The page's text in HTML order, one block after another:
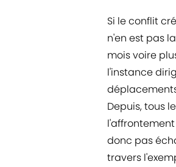
Si le conflit
n'en est pas
mois voire
l'instance
Depuis, tous
donc pas
travers